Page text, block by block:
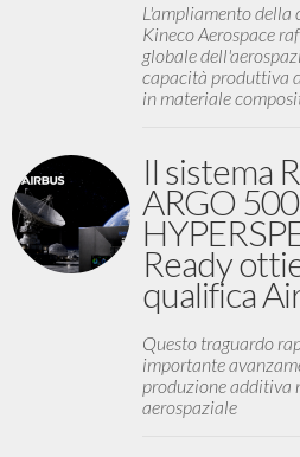
L'ampliamento della
Kineco Aerospace
globale
capacità produttiva
in materiale
Il sistema
ARGO 500
Ready
qualifica
Questo traguardo
importante
produzione additiva
aerospaziale